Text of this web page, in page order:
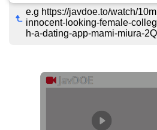
e.g https://javdoe.to/watch/
innocent-looking-female-
h-a-dating-app-mami-miura-